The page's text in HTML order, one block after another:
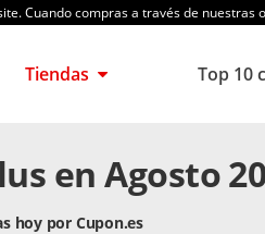
Cuando compras a través de nuestras
Tiendas Top 10
en Agosto
hoy por Cupon.es